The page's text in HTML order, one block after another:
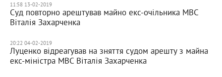
11:58 13-02-2019
Суд повторно арештував майно екс-очільника МВС
Віталія Захарченка
20:22 04-02-2019
Луценко відреагував на зняття судом арешту з майна
екс-міністра МВС Віталія Захарченка